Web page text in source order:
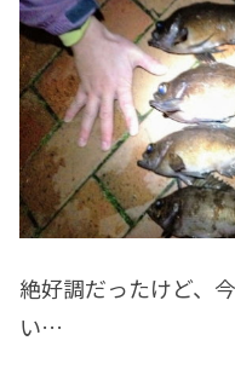
絶好調だったけど、
い…